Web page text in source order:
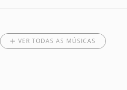
VER TODAS AS MÚSICAS